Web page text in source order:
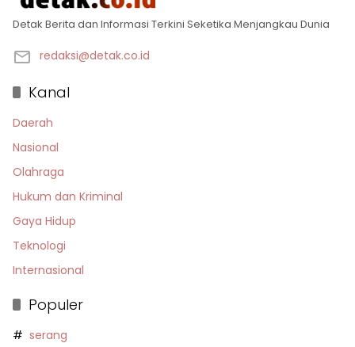
Detak Berita dan Informasi Terkini Seketika Menjangkau Dunia
redaksi@detak.co.id
Kanal
Daerah
Nasional
Olahraga
Hukum dan Kriminal
Gaya Hidup
Teknologi
Internasional
Populer
serang